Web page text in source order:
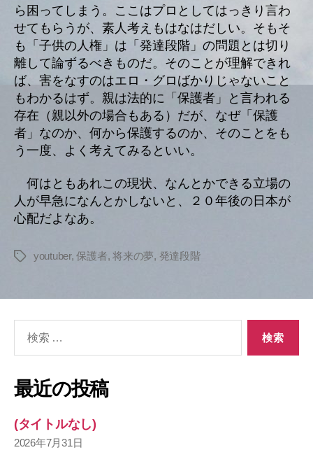
ら困ってしまう。ここはプロとしてはっきり言わ
せてもらうが、素人考えもはなはだしい。そもそ
も「子供の人権」は「発達段階」の問題とは切り
離して論ずるべきものだ。そのことが理解できれ
ば、害をなすのはエロ・グロばかりじゃないこと
もわかるはず。親は法的に「保護者」と言われる
存在（親以外の場合もある）だが、なぜ「保護
者」なのか、何から保護するのか、そのことをも
う一度、よく考えてみるといい。
何はともあれこの現状、なんとかできる立場の
人が早急になんとかしないと、２０年後の日本が
心配だよなあ。
タ
youtuber,保護者,将来の夢, 発達段階
象:
最近の投稿
(タイトルなし)
2026年7月31日